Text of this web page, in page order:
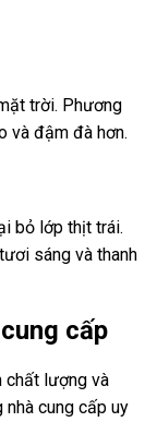
trời. Phương
và đậm đà hơn.
bỏ lớp thịt trái.
sáng và thanh
cấp
chất lượng và
nhà cung cấp uy